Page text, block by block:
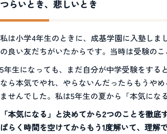
つらいとき、悲しいとき
私は小学4年生のときに、成基学園に入塾しま
の良い友だちがいたからです。当時は受験の
5年生になっても、まだ自分が中学受験をする
なら本気でやれ、やらないんだったらもうや
ませんでした。私は5年生の夏から「本気にな
「本気になる」と決めてから2つのことを徹
ばらく時間を空けてからもう1度解いて、理解